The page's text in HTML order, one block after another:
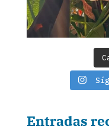
Entradas